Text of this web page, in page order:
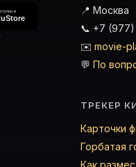
·
📍 Москва
📞 +7
✉️ movie-
💬 По
ТРЕКЕР
Карточки
Горбатая
Как